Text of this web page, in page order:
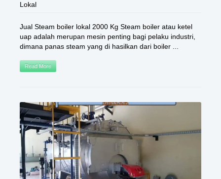
Lokal
Jual Steam boiler lokal 2000 Kg Steam boiler atau ketel
uap adalah merupan mesin penting bagi pelaku industri,
dimana panas steam yang di hasilkan dari boiler ...
Read More